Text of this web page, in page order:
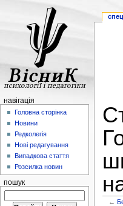
←
навігація
Головна сторінка
Новини
Редколегія
Нові редагування
Випадкова стаття
Розсилка новин
пошук